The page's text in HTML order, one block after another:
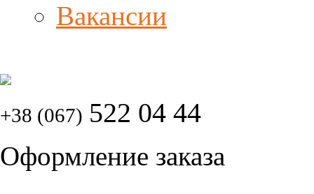
Вакансии
+38 (067) 522 04 44
Оформление заказа